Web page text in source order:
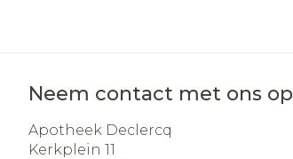
Neem contact met ons op
Apotheek Declercq
Kerkplein 11